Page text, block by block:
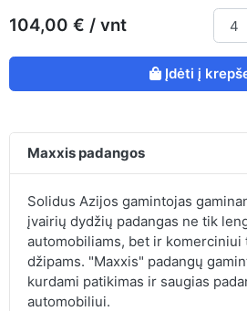
104,00 € / vnt
Įdėti į
Maxxis padangos
Solidus Azijos gamintojas
įvairių dydžių padangas ne tik
automobiliams, bet ir
džipams. "Maxxis" padangų
kurdami patikimas ir saugias
automobiliui.